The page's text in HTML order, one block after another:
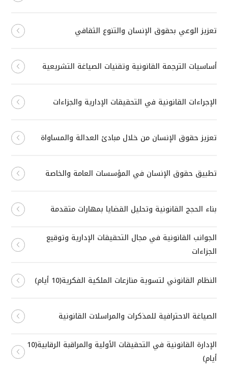
تعزيز الوعي بحقوق الإنسان والتنوع الثقافي
أساسيات الترجمة القانونية وتقنيات الصياغة التشريعية
الإجراءات القانونية في التحقيقات الإدارية والجزاءات
تعزيز حقوق الإنسان من خلال مبادئ العدالة والمساواة
تطبيق حقوق الإنسان في المؤسسات العامة والخاصة
بناء الحجج القانونية وتحليل القضايا بمهارات متقدمة
الجوانب القانونية في مجال التحقيقات الإدارية وتوقيع
الجزاءات
النظام القانوني لتسوية منازعات الملكية الفكرية(10 أيام)
الصياغة الاحترافية للمذكرات والمراسلات القانونية
الإدارة القانونية في التحقيقات الأولية والمراقبة الرقابية(10
أيام)